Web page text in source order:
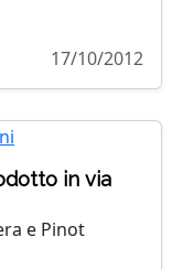
17/10/2012
in via
e Pinot